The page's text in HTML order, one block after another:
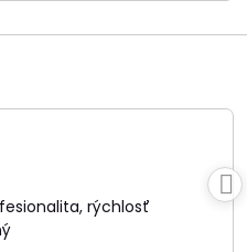
/
5
rýchlosť